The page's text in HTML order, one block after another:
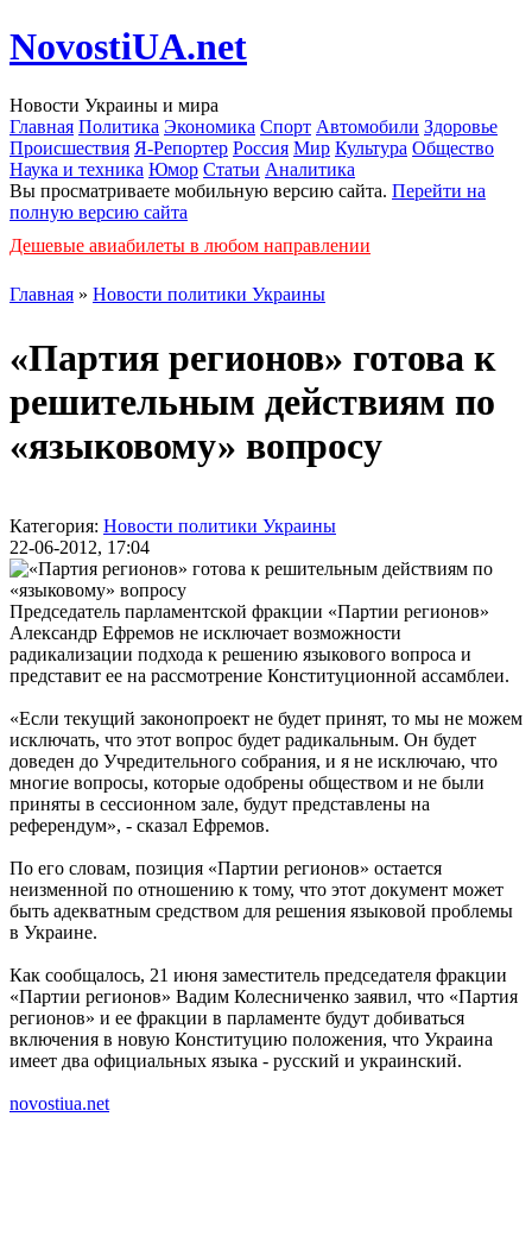
NovostiUA.net
Новости Украины и мира
Главная Политика Экономика Спорт Автомобили Здоровье
Происшествия Я-Репортер Россия Мир Культура Общество
Наука и техника Юмор Статьи Аналитика
Вы просматриваете мобильную версию сайта. Перейти на
полную версию сайта
Дешевые авиабилеты в любом направлении
Главная » Новости политики Украины
«Партия регионов» готова к
решительным действиям по
«языковому» вопросу
Категория: Новости политики Украины
22-06-2012, 17:04
Председатель парламентской фракции «Партии регионов»
Александр Ефремов не исключает возможности
радикализации подхода к решению языкового вопроса и
представит ее на рассмотрение Конституционной ассамблеи.
«Если текущий законопроект не будет принят, то мы не можем
исключать, что этот вопрос будет радикальным. Он будет
доведен до Учредительного собрания, и я не исключаю, что
многие вопросы, которые одобрены обществом и не были
приняты в сессионном зале, будут представлены на
референдум», - сказал Ефремов.
По его словам, позиция «Партии регионов» остается
неизменной по отношению к тому, что этот документ может
быть адекватным средством для решения языковой проблемы
в Украине.
Как сообщалось, 21 июня заместитель председателя фракции
«Партии регионов» Вадим Колесниченко заявил, что «Партия
регионов» и ее фракции в парламенте будут добиваться
включения в новую Конституцию положения, что Украина
имеет два официальных языка - русский и украинский.
novostiua.net